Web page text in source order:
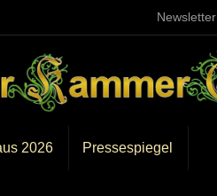
Newsletter
2026 Pressespiegel